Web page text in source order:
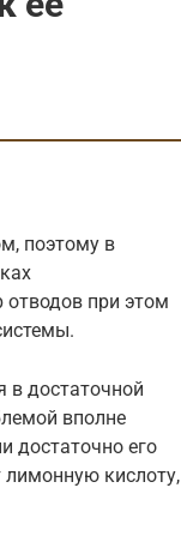
поэтому в
при этом
в достаточной
вполне
достаточно его
лимонную кислоту,